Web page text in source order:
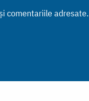
comentariile adresate.